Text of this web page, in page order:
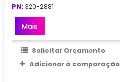
PN: 320-2881
Mais
Solicitar Orçamento
Adicionar à comparação